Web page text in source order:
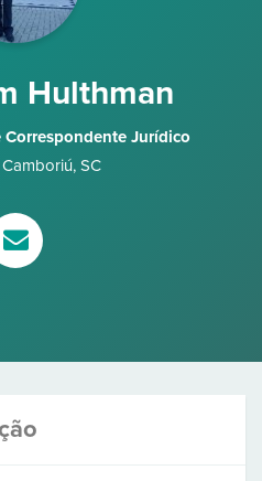
Hulthman
Correspondente Jurídico
, SC